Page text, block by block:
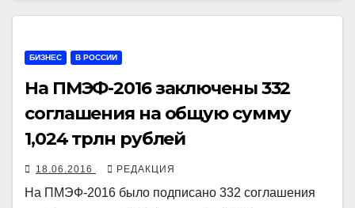
БИЗНЕС В РОССИИ
На ПМЭФ-2016 заключены 332
соглашения на общую сумму
1,024 трлн рублей
18.06.2016 РЕДАКЦИЯ
На ПМЭФ-2016 было подписано 332 соглашения